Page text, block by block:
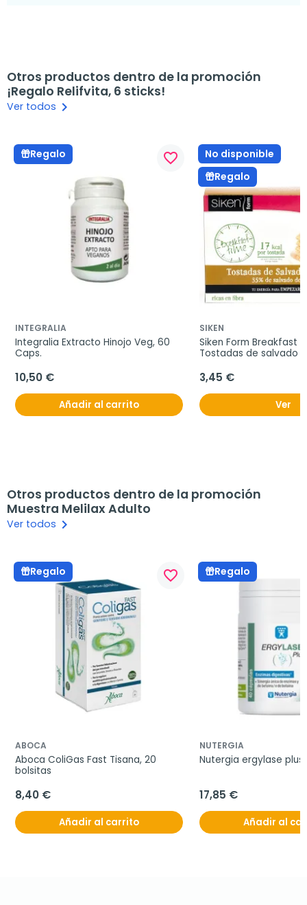
Otros productos dentro de la promoción
¡Regalo Relifvita, 6 sticks!
Ver todos keyboard_arrow_right
Regalo favorite_border
INTEGRALIA
Integralia Extracto Hinojo Veg, 60
Caps.
10,50 €
Añadir al carrito
No disponible
Regalo
SIKEN
Siken Form Breakfast
Tostadas de salvado
3,45 €
Ver
Otros productos dentro de la promoción
Muestra Melilax Adulto
Ver todos keyboard_arrow_right
Regalo favorite_border
ABOCA
Aboca ColiGas Fast Tisana, 20
bolsitas
8,40 €
Añadir al carrito
Regalo
NUTERGIA
Nutergia ergylase
17,85 €
Añadir al